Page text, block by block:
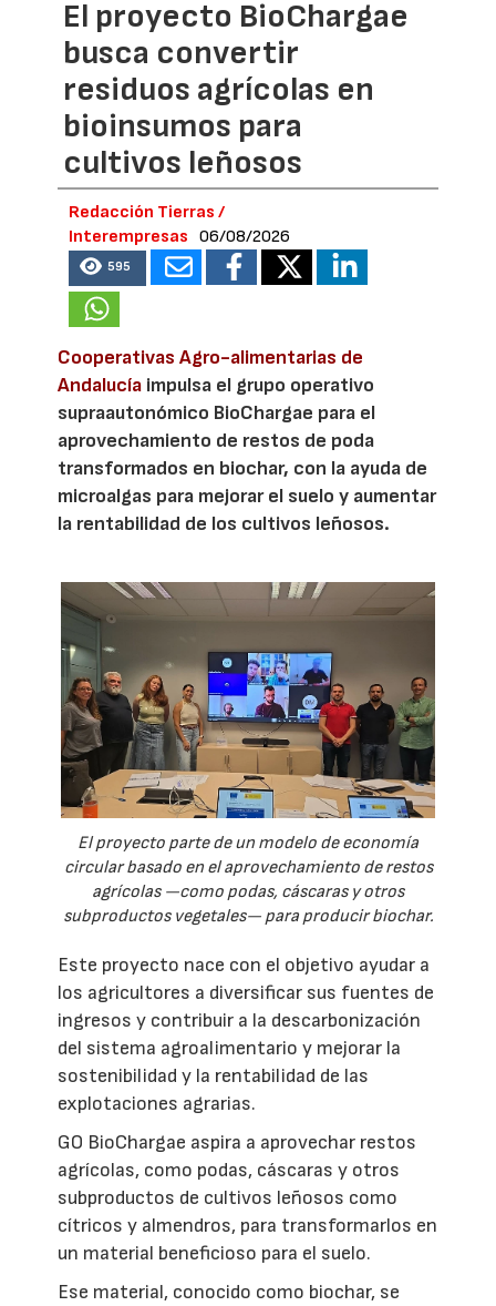
El proyecto BioChargae
busca convertir
residuos agrícolas en
bioinsumos para
cultivos leñosos
Redacción Tierras /
Interempresas
06/08/2026
595
Cooperativas Agro-alimentarias de
Andalucía impulsa el grupo operativo
supraautonómico BioChargae para el
aprovechamiento de restos de poda
transformados en biochar, con la ayuda de
microalgas para mejorar el suelo y aumentar
la rentabilidad de los cultivos leñosos.
El proyecto parte de un modelo de economía
circular basado en el aprovechamiento de restos
agrícolas —como podas, cáscaras y otros
subproductos vegetales— para producir biochar.
Este proyecto nace con el objetivo ayudar a
los agricultores a diversificar sus fuentes de
ingresos y contribuir a la descarbonización
del sistema agroalimentario y mejorar la
sostenibilidad y la rentabilidad de las
explotaciones agrarias.
GO BioChargae aspira a aprovechar restos
agrícolas, como podas, cáscaras y otros
subproductos de cultivos leñosos como
cítricos y almendros, para transformarlos en
un material beneficioso para el suelo.
Ese material, conocido como biochar, se